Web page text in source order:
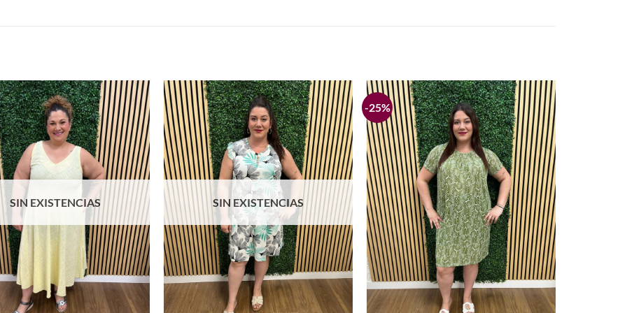
Añadir
a la
lista de
deseos
SIN EXISTENCIAS
Añadir
a la
lista de
deseos
SIN EXISTENCIAS
-25%
Añadir
a la
lista de
deseos